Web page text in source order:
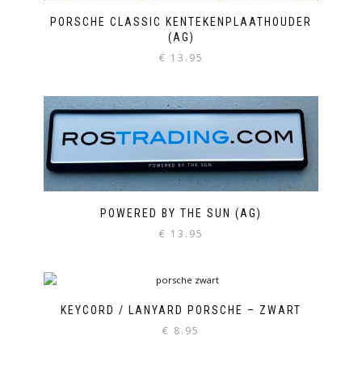
PORSCHE CLASSIC KENTEKENPLAATHOUDER
(AG)
€ 13.95
POWERED BY THE SUN (AG)
€ 13.95
KEYCORD / LANYARD PORSCHE – ZWART
€ 8.95